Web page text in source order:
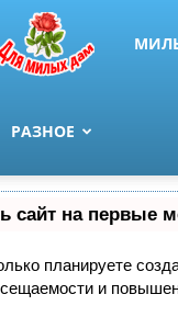
РАЗНОЕ
сайт на первые
планируете
и